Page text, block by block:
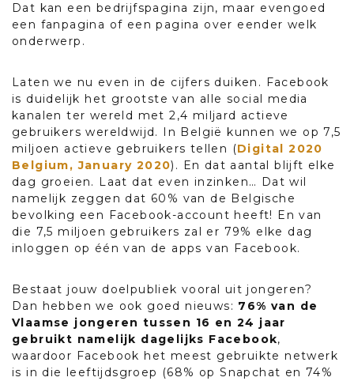
Dat kan een bedrijfspagina zijn, maar evengoed
een fanpagina of een pagina over eender welk
onderwerp.
Laten we nu even in de cijfers duiken. Facebook
is duidelijk het grootste van alle social media
kanalen ter wereld met 2,4 miljard actieve
gebruikers wereldwijd. In België kunnen we op 7,5
miljoen actieve gebruikers tellen (Digital 2020
Belgium, January 2020). En dat aantal blijft elke
dag groeien. Laat dat even inzinken… Dat wil
namelijk zeggen dat 60% van de Belgische
bevolking een Facebook-account heeft! En van
die 7,5 miljoen gebruikers zal er 79% elke dag
inloggen op één van de apps van Facebook.
Bestaat jouw doelpubliek vooral uit jongeren?
Dan hebben we ook goed nieuws: 76% van de
Vlaamse jongeren tussen 16 en 24 jaar
gebruikt namelijk dagelijks Facebook,
waardoor Facebook het meest gebruikte netwerk
is in die leeftijdsgroep (68% op Snapchat en 74%